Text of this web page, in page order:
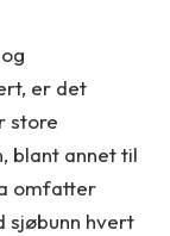
er det
store
blant annet til
omfatter
sjøbunn hvert